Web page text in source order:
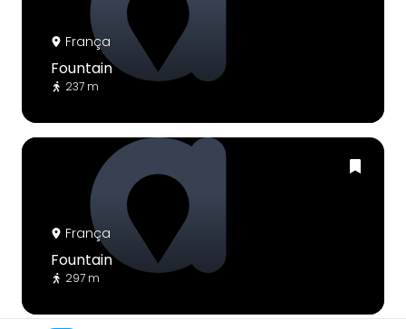
França
Fountain
237 m
França
Fountain
297 m